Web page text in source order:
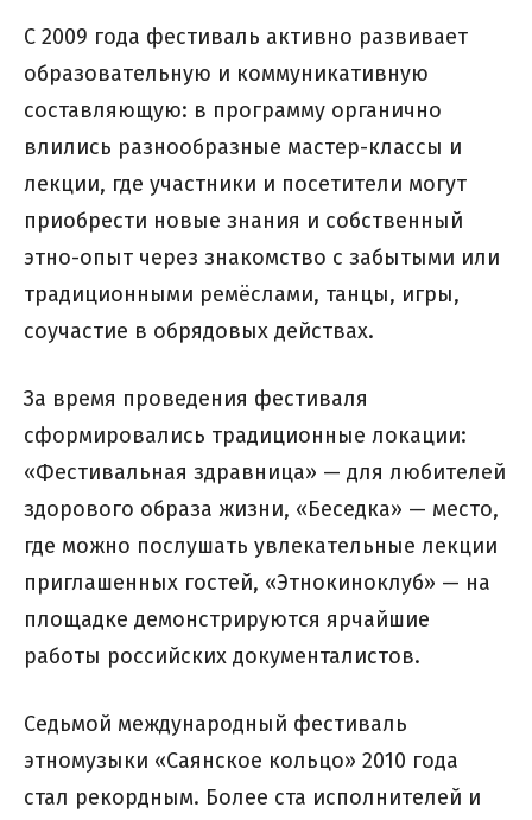
С 2009 года фестиваль активно развивает
образовательную и коммуникативную
составляющую: в программу органично
влились разнообразные мастер-классы и
лекции, где участники и посетители могут
приобрести новые знания и собственный
этно-опыт через знакомство с забытыми или
традиционными ремёслами, танцы, игры,
соучастие в обрядовых действах.
За время проведения фестиваля
сформировались традиционные локации:
«Фестивальная здравница» — для любителей
здорового образа жизни, «Беседка» — место,
где можно послушать увлекательные лекции
приглашенных гостей, «Этнокиноклуб» — на
площадке демонстрируются ярчайшие
работы российских документалистов.
Седьмой международный фестиваль
этномузыки «Саянское кольцо» 2010 года
стал рекордным. Более ста исполнителей и